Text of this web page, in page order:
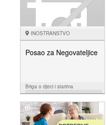
INOSTRANSTVO
Posao za Negovateljice
Briga o djeci i starima
NUDIM